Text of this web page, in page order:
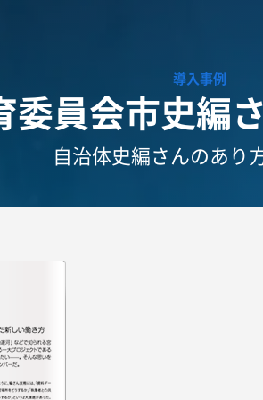
導入事例
委員会市史編
自治体史編さんのあり